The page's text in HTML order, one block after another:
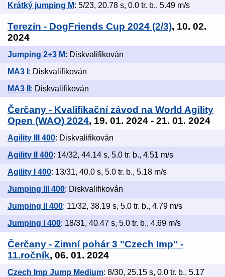
Krátký jumping M: 5/23, 20.78 s, 0.0 tr. b., 5.49 m/s
Terezín - DogFriends Cup 2024 (2/3), 10. 02.
2024
Jumping 2+3 M: Diskvalifikován
MA3 I : Diskvalifikován
MA3 II : Diskvalifikován
Čerčany - Kvalifikační závod na World Agility
Open (WAO) 2024, 19. 01. 2024 - 21. 01. 2024
Agility III 400: Diskvalifikován
Agility II 400: 14/32, 44.14 s, 5.0 tr. b., 4.51 m/s
Agility I 400: 13/31, 40.0 s, 5.0 tr. b., 5.18 m/s
Jumping III 400: Diskvalifikován
Jumping II 400: 11/32, 38.19 s, 5.0 tr. b., 4.79 m/s
Jumping I 400: 18/31, 40.47 s, 5.0 tr. b., 4.69 m/s
Čerčany - Zimní pohár 3 "Czech Imp" -
11.ročník, 06. 01. 2024
Czech Imp Jump Medium: 8/30, 25.15 s, 0.0 tr. b., 5.17